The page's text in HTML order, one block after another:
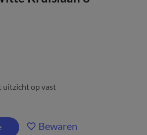
uitzicht op vast
Bewaren